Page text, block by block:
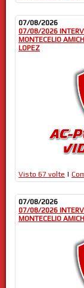
07/08/2026
07/08/2026
MONTECELIO
LOPEZ
Visto 67 volte |
07/08/2026
07/08/2026
MONTECELIO